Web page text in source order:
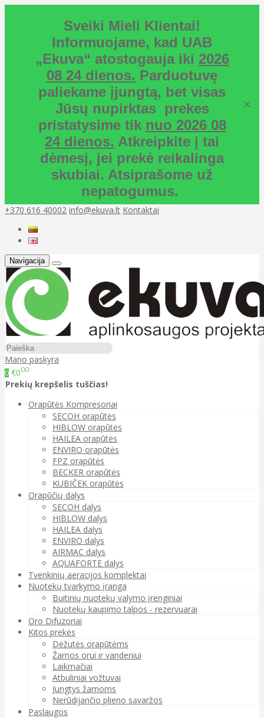
Sveiki Mieli Klientai!
Informuojame, kad UAB
„Ekuva“ atostogauja iki 2026
08 24 dienos. Parduotuvę
paliekame įjungtą, bet visas
Jūsų nupirktas prekes
pristatysime tik nuo 2026 08
24 dienos. Atkreipkite į tai
dėmesį, jei prekė reikalinga
skubiai. Atsiprašome už
nepatogumus.
×
+370 616 40002 info@ekuva.lt Kontaktai
Navigacija
Mano paskyra
0 €000
Prekių krepšelis tuščias!
Orapūtės Kompresoriai
SECOH orapūtės
HIBLOW orapūtės
HAILEA orapūtės
ENVIRO orapūtės
FPZ orapūtės
BECKER orapūtės
KUBIČEK orapūtės
Orapūčių dalys
SECOH dalys
HIBLOW dalys
HAILEA dalys
ENVIRO dalys
AIRMAC dalys
AQUAFORTE dalys
Tvenkinių aeracijos komplektai
Nuotekų tvarkymo įranga
Buitinių nuotekų valymo įrenginiai
Nuotekų kaupimo talpos - rezervuarai
Oro Difuzoriai
Kitos prekės
Dėžutės orapūtėms
Žarnos orui ir vandeniui
Laikmačiai
Atbuliniai vožtuvai
Jungtys žarnoms
Nerūdijančio plieno sąvaržos
Paslaugos